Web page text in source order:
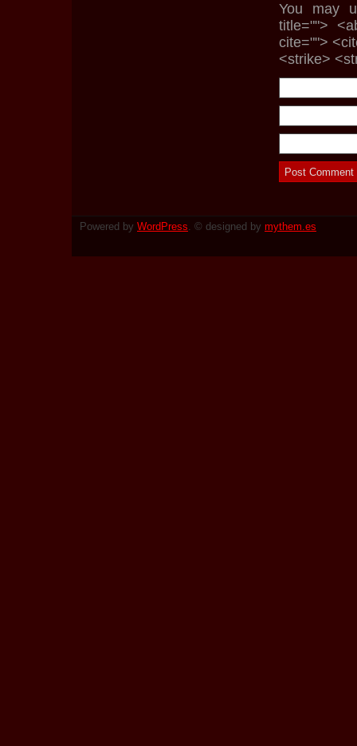
You may
title="">
cite="">
<strike>
Powered by WordPress. © designed by mythem.es